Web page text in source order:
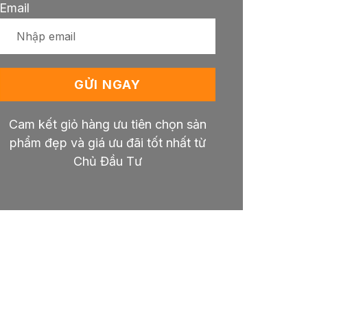
Email
GỬI NGAY
Cam kết giỏ hàng ưu tiên chọn sản
phẩm đẹp và giá ưu đãi tốt nhất từ
Chủ Đầu Tư